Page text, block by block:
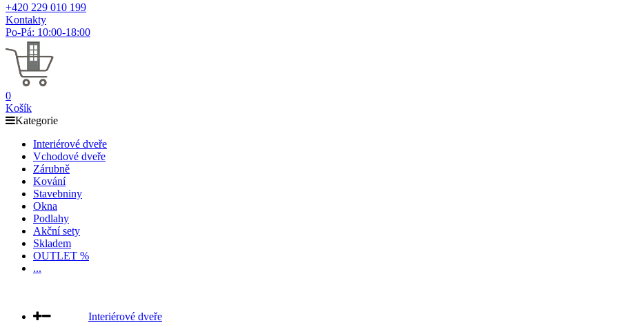
+420 229 010 199
Kontakty
Po-Pá: 10:00-18:00
0
Košík
Kategorie
Interiérové dveře
Vchodové dveře
Zárubně
Kování
Stavebniny
Okna
Podlahy
Akční sety
Skladem
OUTLET %
...
Interiérové dveře